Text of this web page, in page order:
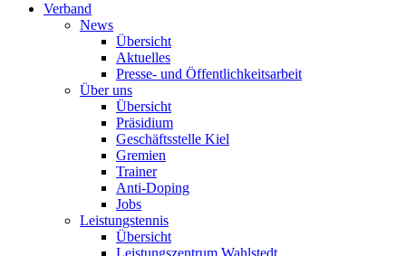
Verband
News
Übersicht
Aktuelles
Presse- und Öffentlichkeitsarbeit
Über uns
Übersicht
Präsidium
Geschäftsstelle Kiel
Gremien
Trainer
Anti-Doping
Jobs
Leistungstennis
Übersicht
Leistungszentrum Wahlstedt